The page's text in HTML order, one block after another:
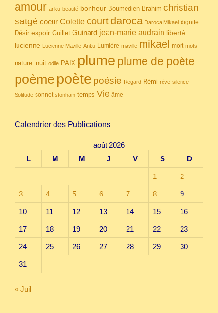
amour anku beauté bonheur Boumedien Brahim christian
satgé coeur Colette court daroca Daroca Mikael dignité
Désir espoir Guillet Guinard jean-marie audrain liberté
lucienne Lucienne Maville-Anku Lumière maville mikael mort mots
nature. nuit odile PAIX plume plume de poète
poème poète poésie Regard Rémi rêve silence
Solitude sonnet stonham temps Vie âme
Calendrier des Publications
août 2026
L
M M J V S D
1 2
3 4 5 6 7 8 9
10 11 12 13 14 15 16
17 18 19 20 21 22 23
24 25 26 27 28 29 30
31
« Juil